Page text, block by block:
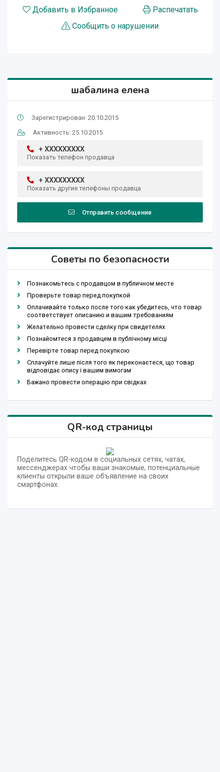
Добавить в Избранное
Распечатать
Сообщить о нарушении
шабалина елена
Зарегистрирован: 20.10.2015
Активность: 25.10.2015
+ XXXXXXXXX
Показать телефон продавца
+ XXXXXXXXX
Показать другие телефоны продавца
Отправить сообщение
Советы по безопасности
Познакомьтесь с продавцом в публичном месте
Проверьте товар перед покупкой
Оплачивайте только после того как убедитесь, что товар
соответствует описанию и вашим требованиям
Желательно провести сделку при свидетелях
Познайомтеся з продавцем в публічному місці
Перевірте товар перед покупкою
Сплачуйте лише після того як переконаєтеся, що товар
відповідає опису і вашим вимогам
Бажано провести операцію при свідках
QR-код страницы
Поделитесь QR-кодом в социальных сетях, чатах,
мессенджерах чтобы ваши знакомые, потенциальные
клиенты открыли ваше объявление на своих
смартфонах.